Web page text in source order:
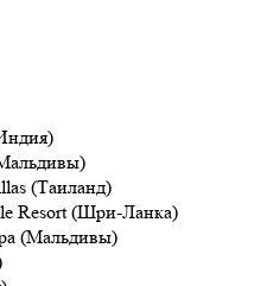
(Таиланд)
Resort (Шри-Ланка)
(Мальдивы)